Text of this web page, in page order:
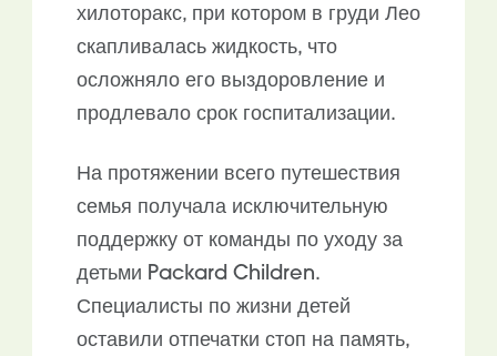
хилоторакс, при котором в груди Лео
скапливалась жидкость, что
осложняло его выздоровление и
продлевало срок госпитализации.
На протяжении всего путешествия
семья получала исключительную
поддержку от команды по уходу за
детьми Packard Children.
Специалисты по жизни детей
оставили отпечатки стоп на память,